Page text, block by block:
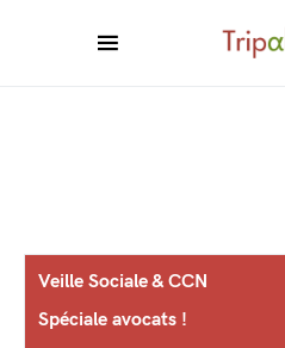
Veille Sociale & CCN
Spéciale avocats !